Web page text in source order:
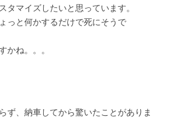
タマイズしたいと思っています。
っと何かするだけで死にそうで
かね。。。
ず、納車してから驚いたことがありま